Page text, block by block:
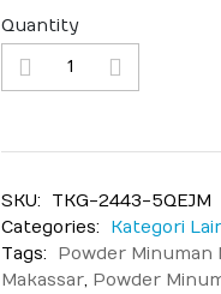
Quantity
SKU:
TKG-2443-5QEJM
Categories:
Kategori
Tags:
Powder Minuman
Makassar, Powder